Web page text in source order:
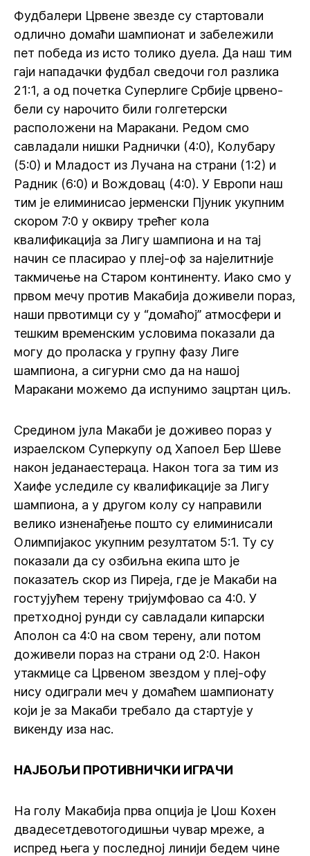
Фудбалери Црвене звезде су стартовали
одлично домаћи шампионат и забележили
пет победа из исто толико дуела. Да наш тим
гаји нападачки фудбал сведочи гол разлика
21:1, а од почетка Суперлиге Србије црвено-
бели су нарочито били голгетерски
расположени на Маракани. Редом смо
савладали нишки Раднички (4:0), Колубару
(5:0) и Младост из Лучана на страни (1:2) и
Радник (6:0) и Вождовац (4:0). У Европи наш
тим је елиминисао јерменски Пјуник укупним
скором 7:0 у оквиру трећег кола
квалификација за Лигу шампиона и на тај
начин се пласирао у плеј-оф за најелитније
такмичење на Старом континенту. Иако смо у
првом мечу против Макабија доживели пораз,
наши првотимци су у “домаћој” атмосфери и
тешким временским условима показали да
могу до проласка у групну фазу Лиге
шампиона, а сигурни смо да на нашој
Маракани можемо да испунимо зацртан циљ.
Средином јула Макаби је доживео пораз у
израелском Суперкупу од Хапоел Бер Шеве
након једанаестераца. Након тога за тим из
Хаифе уследиле су квалификације за Лигу
шампиона, а у другом колу су направили
велико изненађење пошто су елиминисали
Олимпијакос укупним резултатом 5:1. Ту су
показали да су озбиљна екипа што је
показатељ скор из Пиреја, где је Макаби на
гостујућем терену тријумфовао са 4:0. У
претходној рунди су савладали кипарски
Аполон са 4:0 на свом терену, али потом
доживели пораз на страни од 2:0. Након
утакмице са Црвеном звездом у плеј-офу
нису одиграли меч у домаћем шампионату
који је за Макаби требало да стартује у
викенду иза нас.
НАЈБОЉИ ПРОТИВНИЧКИ ИГРАЧИ
На голу Макабија прва опција је Џош Кохен
двадесетдевотогодишњи чувар мреже, а
испред њега у последној линији бедем чине